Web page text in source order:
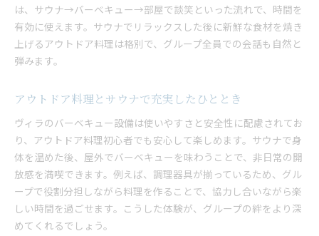
は、サウナ→バーベキュー→部屋で談笑といった流れで、時間を
有効に使えます。サウナでリラックスした後に新鮮な食材を焼き
上げるアウトドア料理は格別で、グループ全員での会話も自然と
弾みます。
アウトドア料理とサウナで充実したひととき
ヴィラのバーベキュー設備は使いやすさと安全性に配慮されてお
り、アウトドア料理初心者でも安心して楽しめます。サウナで身
体を温めた後、屋外でバーベキューを味わうことで、非日常の開
放感を満喫できます。例えば、調理器具が揃っているため、グル
ープで役割分担しながら料理を作ることで、協力し合いながら楽
しい時間を過ごせます。こうした体験が、グループの絆をより深
めてくれるでしょう。